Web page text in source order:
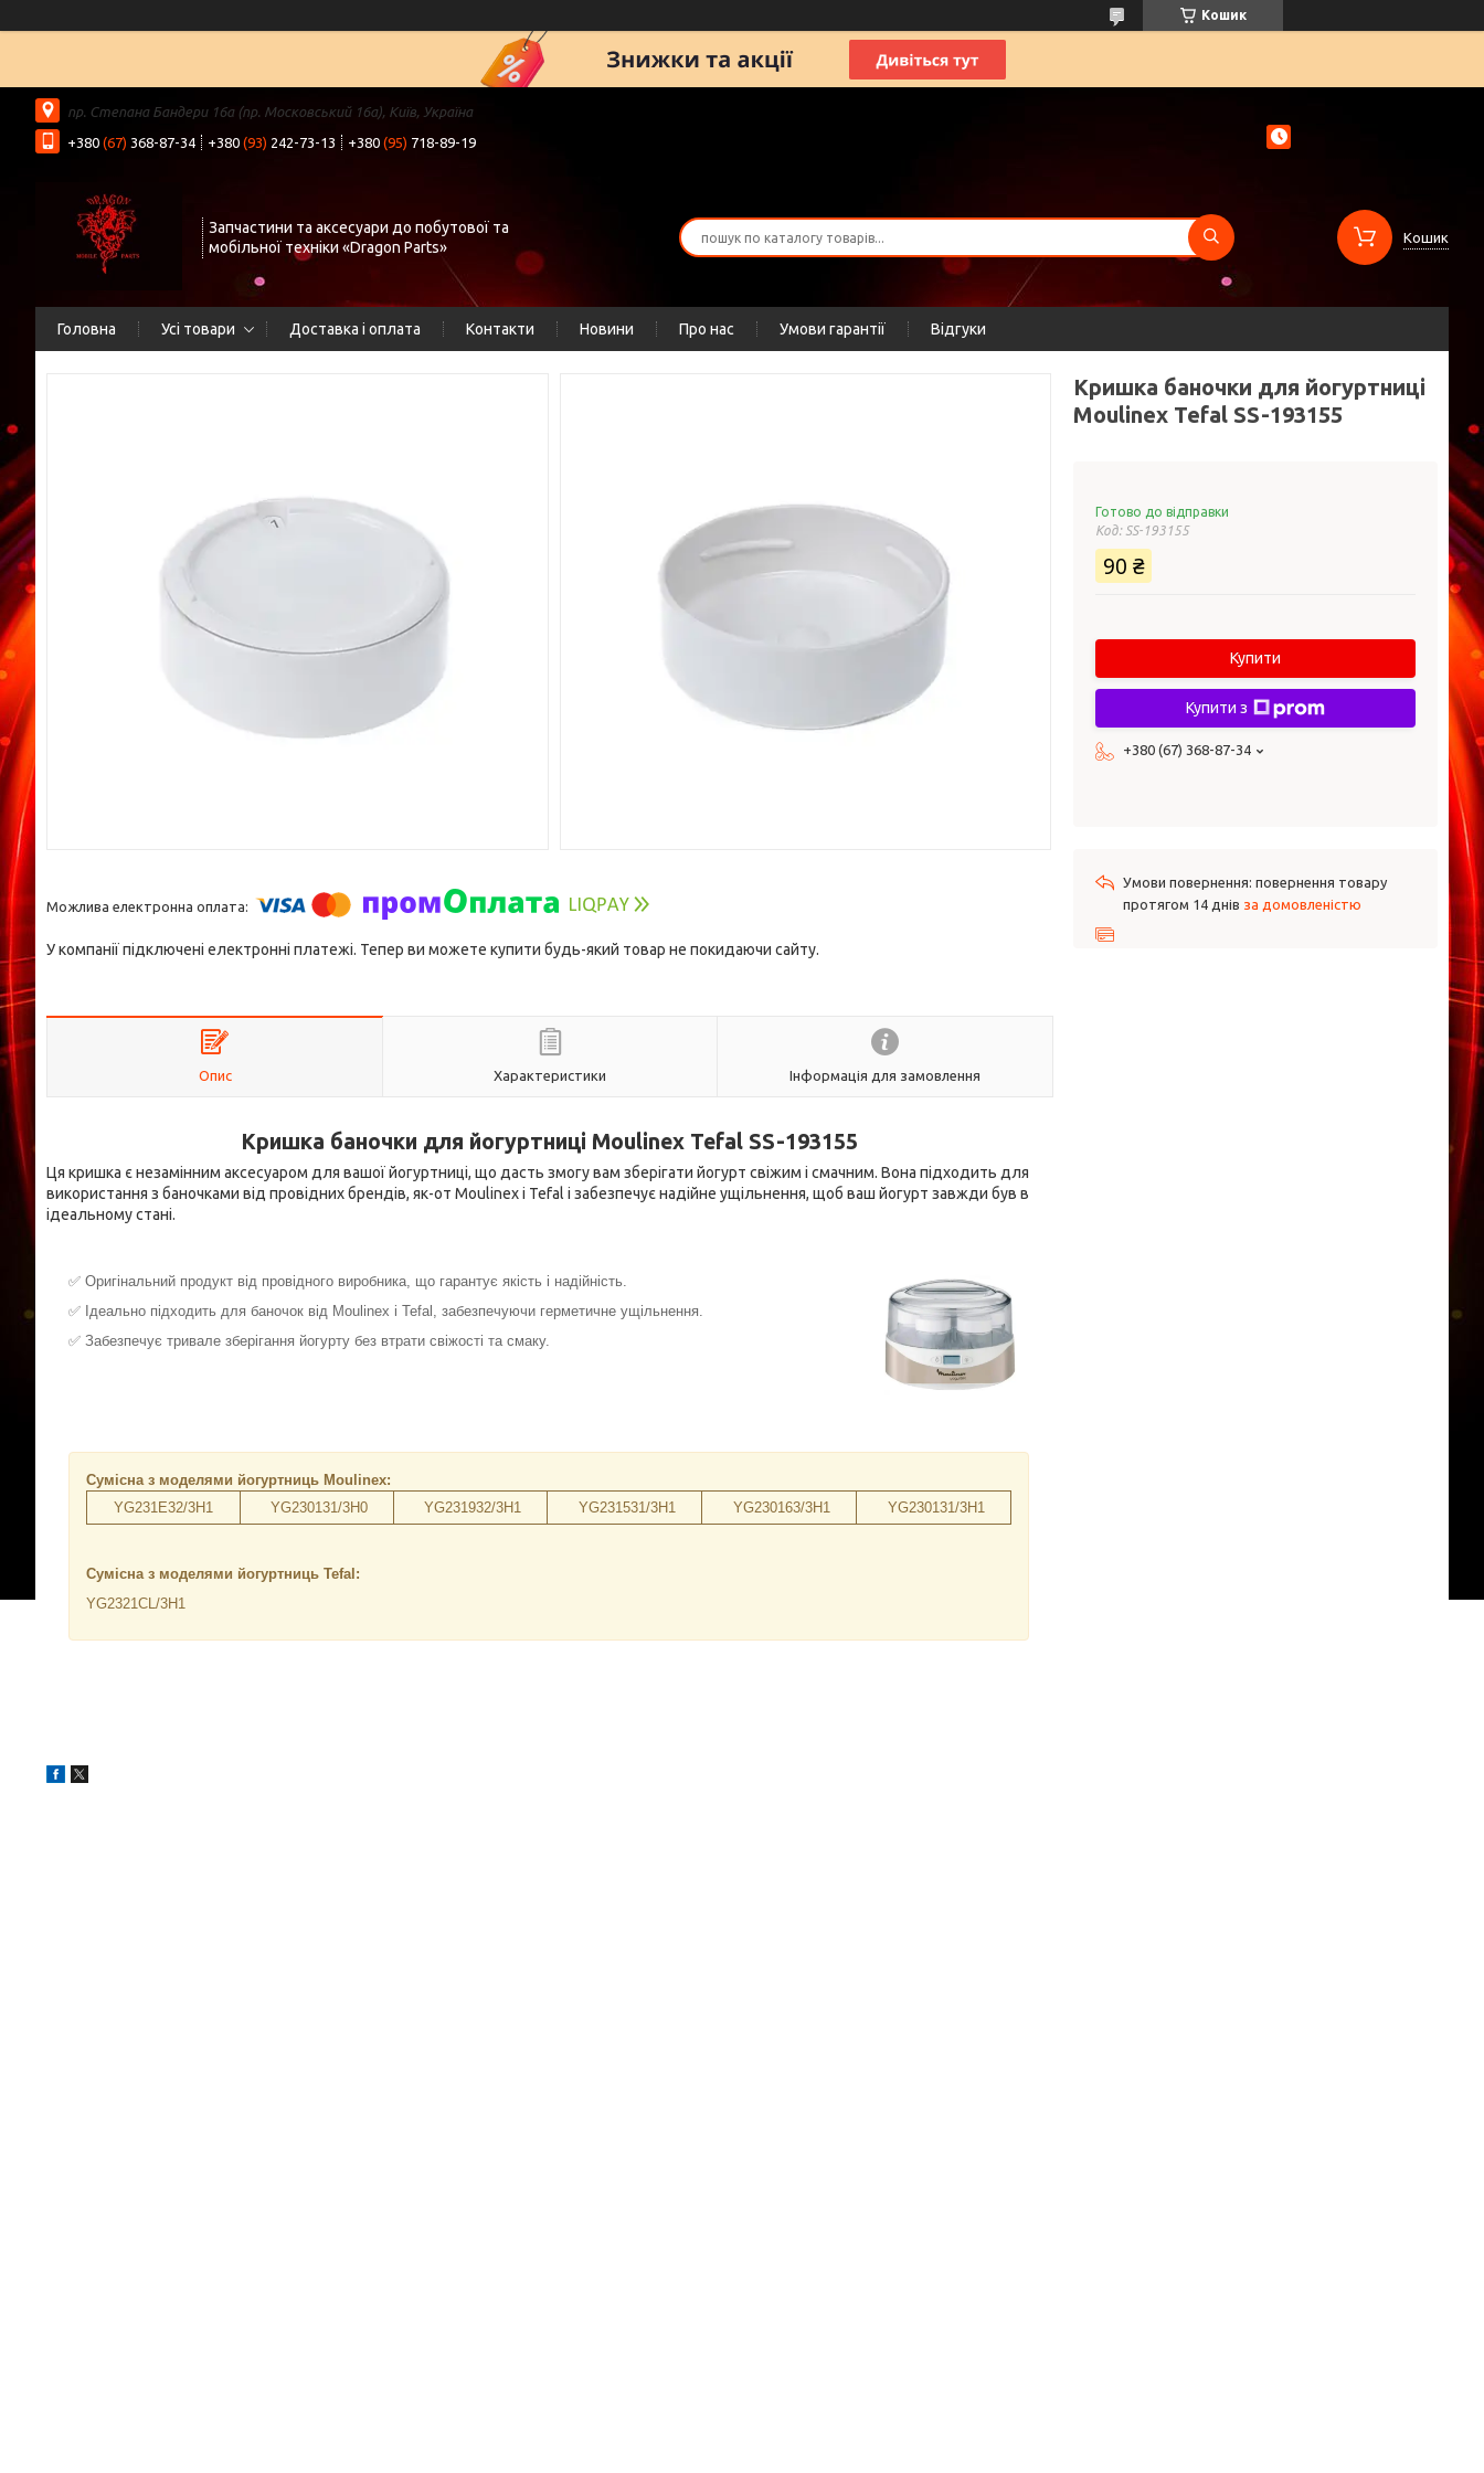
Кошик
пр. Степана Бандери 16а (пр. Московський 16а), Київ, Україна
+380 (67) 368-87-34 +380 (93) 242-73-13 +380 (95) 718-89-19
Запчастини та аксесуари до побутової та
мобільної техніки «Dragon Parts»
Кошик
Головна Усі товари Доставка і оплата Контакти Новини Про нас Умови гарантії Відгуки
У компанії підключені електронні платежі. Тепер ви можете купити будь-який товар не покидаючи сайту.
Опис Характеристики Інформація для замовлення
Кришка баночки для йогуртниці Moulinex Tefal SS-193155
Ця кришка є незамінним аксесуаром для вашої йогуртниці, що дасть змогу вам зберігати йогурт свіжим і смачним. Вона підходить для
використання з баночками від провідних брендів, як-от Moulinex і Tefal і забезпечує надійне ущільнення, щоб ваш йогурт завжди був в
ідеальному стані.
✅ Оригінальний продукт від провідного виробника, що гарантує якість і надійність.
✅ Ідеально підходить для баночок від Moulinex і Tefal, забезпечуючи герметичне ущільнення.
✅ Забезпечує тривале зберігання йогурту без втрати свіжості та смаку.
Сумісна з моделями йогуртниць Moulinex:
YG231E32/3H1
YG230131/3H0 YG231932/3H1 YG231531/3H1 YG230163/3H1 YG230131/3H1
Сумісна з моделями йогуртниць Tefal:
YG2321CL/3H1
Кришка баночки для йогуртниці
Moulinex Tefal SS-193155
Готово до відправки
Код: SS-193155
90 ₴
Купити
Купити з
+380 (67) 368-87-34
повернення товару
протягом 14 днів за домовленістю